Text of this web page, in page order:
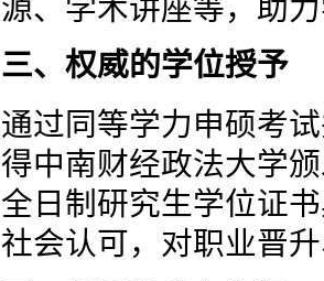
源、学术讲座等，助
三、权威的学位授予
通过同等学力申硕考
得中南财经政法大学
全日制研究生学位证
社会认可，对职业晋